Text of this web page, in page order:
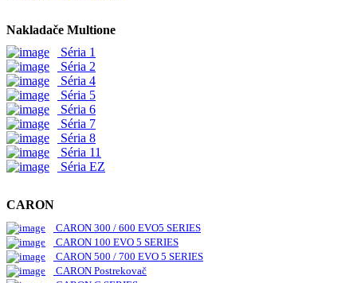
Nakladače Multione
Séria 1
Séria 2
Séria 4
Séria 5
Séria 6
Séria 7
Séria 8
Séria 11
Séria EZ
CARON
CARON 300 / 600 EVO5 SERIES
CARON 100 EVO 5 SERIES
CARON 500 / 700 EVO 5 SERIES
CARON Postrekovač